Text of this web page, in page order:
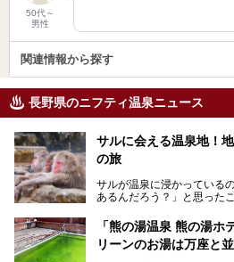
50代～
男性
関連情報から探す
長野県のニフティ温泉ニュース
サルに会える温泉地！
の旅
サルが温泉に浸かっている
あるんだろう？」と思った
この微笑ましい光景は、長
見られるもので、野生のサ
を間近で観察できます。
「熊の湯温泉 熊の湯ホ
リーンのお湯は万座と